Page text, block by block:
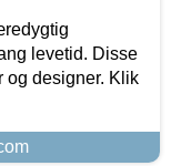
levetid. Disse
og designer. Klik